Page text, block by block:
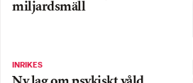
miljardsmäll
INRIKES